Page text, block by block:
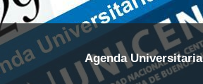
Agenda Universitaria